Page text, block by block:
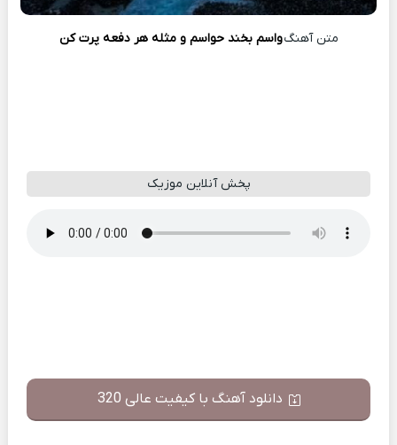
متن آهنگواسم بخند حواسم و مثله هر دفعه پرت کن
پخش آنلاین موزیک
دانلود آهنگ با کیفیت عالی 320